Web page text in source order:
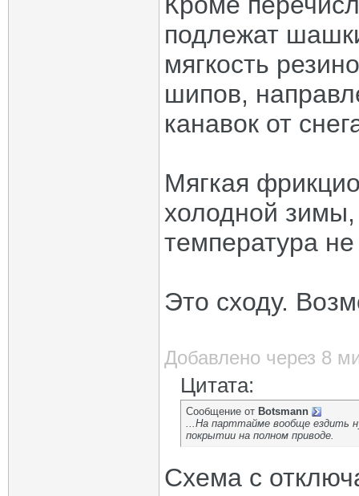
подлежат
мягкость
шипов,
канавок от
Мягкая
холодной зимы,
температура
Это сходу.
Добавлено через 8
Цитата:
Сообщение от Botsmann
...На парттайме вообще ездить
покрытии на полном приводе.
Схема с